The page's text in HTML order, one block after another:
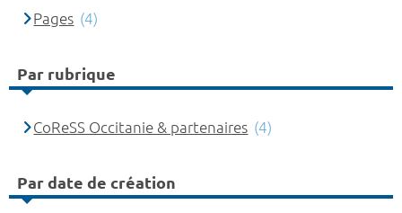
Pages (4)
Par rubrique
CoReSS Occitanie & partenaires (4)
Par date de création